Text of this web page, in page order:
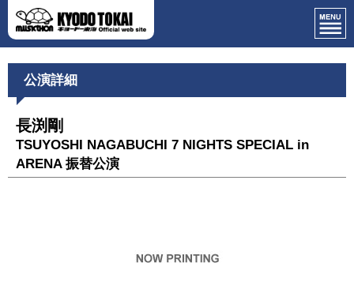
公演詳細
長渕剛
TSUYOSHI NAGABUCHI 7 NIGHTS SPECIAL in
ARENA 振替公演